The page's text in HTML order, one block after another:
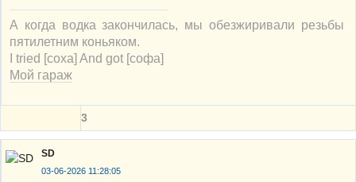
А когда водка закончилась, мы обезжиривали резьбы
пятилетним коньяком.
I tried [соха] And got [софа]
Мой гараж
3
SD
03-06-2026 11:28:05